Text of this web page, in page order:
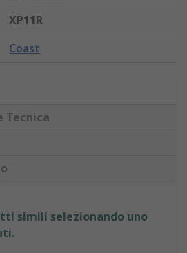
XP11R
Coast
Tecnica
simili selezionando uno